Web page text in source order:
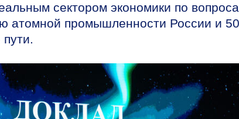
сектором экономики по
атомной промышленности России и